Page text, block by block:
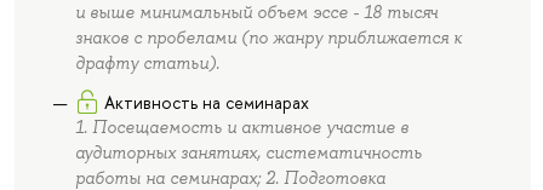
и выше минимальный объем эссе - 18 тысяч
знаков с пробелами (по жанру приближается к
драфту статьи).
Активность на семинарах
1. Посещаемость и активное участие в
аудиторных занятиях, систематичность
работы на семинарах; 2. Подготовка